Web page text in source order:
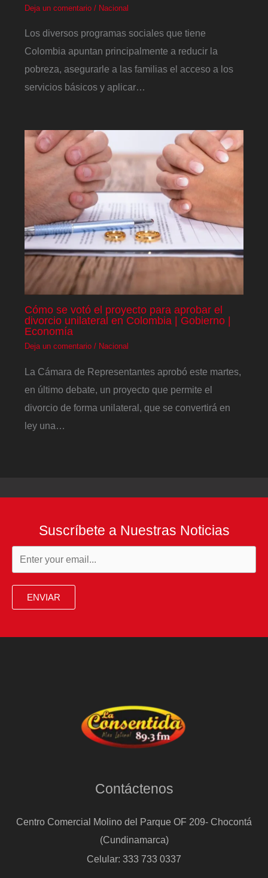
Deja un comentario / Nacional
Los diversos programas sociales que tiene
Colombia apuntan principalmente a reducir la
pobreza, asegurarle a las familias el acceso a los
servicios básicos y aplicar…
Cómo se votó el proyecto para aprobar el
divorcio unilateral en Colombia | Gobierno |
Economía
Deja un comentario / Nacional
La Cámara de Representantes aprobó este martes,
en último debate, un proyecto que permite el
divorcio de forma unilateral, que se convertirá en
ley una…
Suscríbete a Nuestras Noticias
ENVIAR
Contáctenos
Centro Comercial Molino del Parque OF 209- Chocontá
(Cundinamarca)
Celular: 333 733 0337